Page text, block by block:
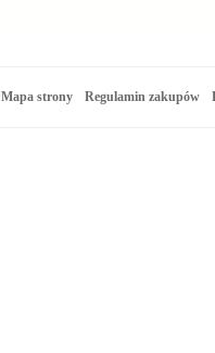
Mapa strony Regulamin zakupów